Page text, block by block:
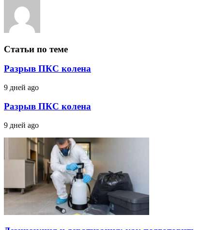
Статьи по теме
Разрыв ПКС колена
9 дней ago
Разрыв ПКС колена
9 дней ago